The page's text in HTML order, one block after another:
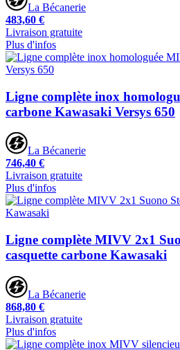
La Bécanerie
483,60 €
Livraison gratuite
Plus d'infos
Ligne complète inox
carbone Kawasaki Versys 650
La Bécanerie
746,40 €
Livraison gratuite
Plus d'infos
Ligne complète MIVV 2x1
casquette carbone Kawasaki
La Bécanerie
868,80 €
Livraison gratuite
Plus d'infos